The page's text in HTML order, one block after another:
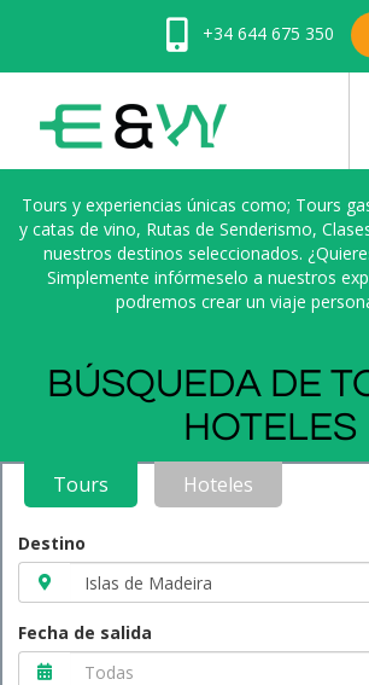
+34 644 675 350
Tours y experiencias únicas como; Tours
y catas de vino, Rutas de Senderismo,
nuestros destinos seleccionados.
Simplemente infórmeselo a nuestros
podremos crear un viaje
BÚSQUEDA DE
HOTELES
Tours Hoteles
Destino
Fecha de salida